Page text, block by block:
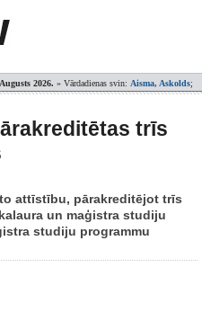
2026. » Vārdadienas svin: Aisma, Askolds;
trīs
attīstību, pārakreditējot trīs
un maģistra studiju
studiju programmu